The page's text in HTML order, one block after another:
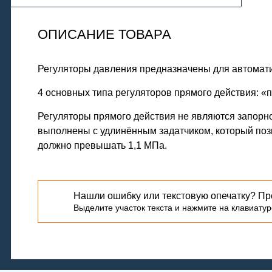
ОПИСАНИЕ ТОВАРА
Регуляторы давления предназначены для
4 основных типа регуляторов прямого действия:
Регуляторы прямого действия не являются
выполнены с удлинённым задатчиком, который
должно превышать 1,1 МПа.
Нашли ошибку или текстовую опечатку?
Выделите участок текста и нажмите на